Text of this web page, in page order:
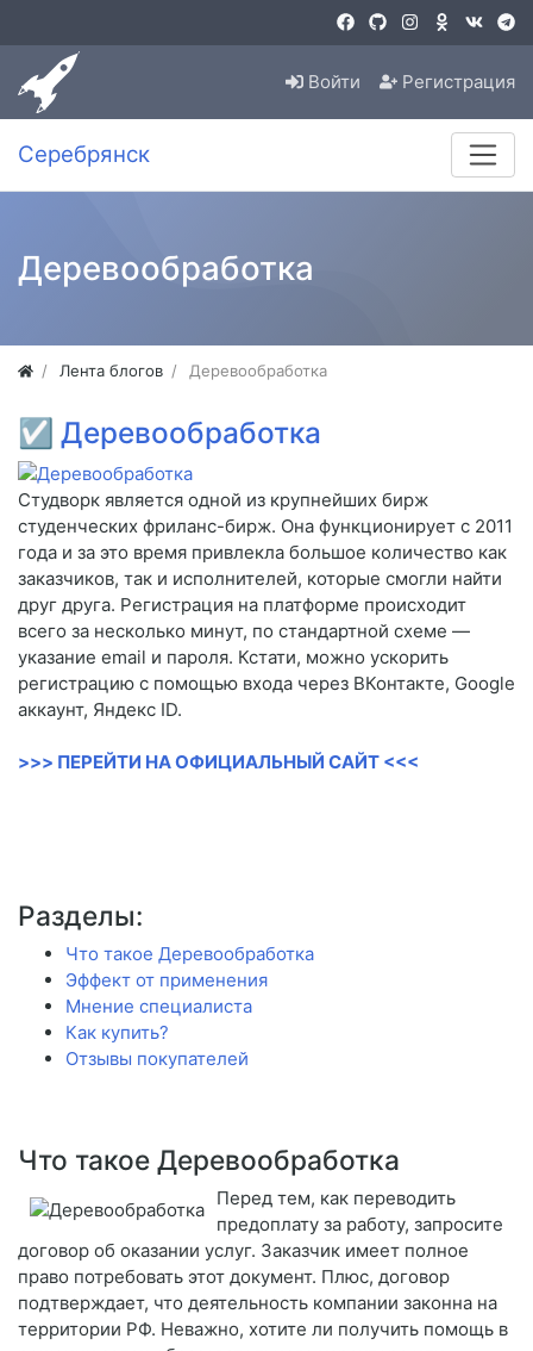
Войти Регистрация
Серебрянск
Деревообработка
Лента блогов Деревообработка
☑ Деревообработка
Студворк является одной из крупнейших бирж
студенческих фриланс-бирж. Она функционирует с 2011
года и за это время привлекла большое количество как
заказчиков, так и исполнителей, которые смогли найти
друг друга. Регистрация на платформе происходит
всего за несколько минут, по стандартной схеме —
указание email и пароля. Кстати, можно ускорить
регистрацию с помощью входа через ВКонтакте, Google
аккаунт, Яндекс ID.
>>> ПЕРЕЙТИ НА ОФИЦИАЛЬНЫЙ САЙТ <<<
Разделы:
Что такое Деревообработка
Эффект от применения
Мнение специалиста
Как купить?
Отзывы покупателей
Что такое Деревообработка
Перед тем, как переводить
предоплату за работу, запросите
договор об оказании услуг. Заказчик имеет полное
право потребовать этот документ. Плюс, договор
подтверждает, что деятельность компании законна на
территории РФ. Неважно, хотите ли получить помощь в